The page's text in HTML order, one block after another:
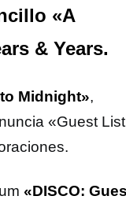
«A
& Years.
Midnight»,
«Guest List
«DISCO: